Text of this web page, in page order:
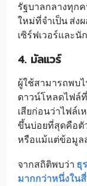
รัฐบาลกลางทุก
ใหม่ที่จำเป็น ส่ง
เซิร์ฟเวอร์และ
4. มัลแวร์
ผู้ใช้สามารถพบ
ดาวน์โหลดไฟล์
เสียก่อนว่าไฟล์
ขึ้นบ่อยที่สุดคือตั
หรือแม้แต่ข้อมูล
จากสถิติพบว่า ธุ
มากกว่าหนึ่งในสี่